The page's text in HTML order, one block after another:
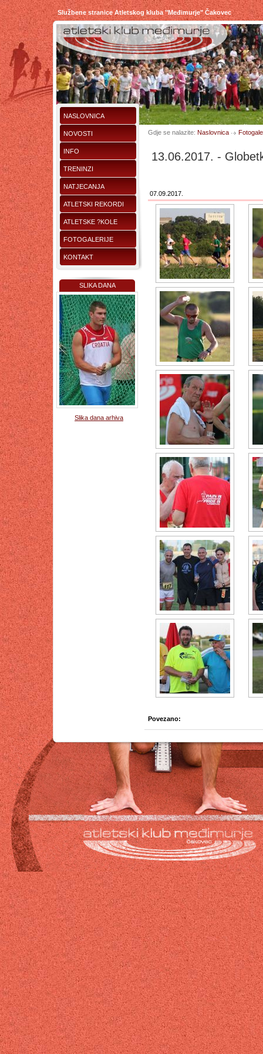
Službene stranice Atletskog kluba "Međimurje" Čakovec
NASLOVNICA
NOVOSTI
INFO
TRENINZI
NATJECANJA
ATLETSKI REKORDI
ATLETSKE ?KOLE
FOTOGALERIJE
KONTAKT
SLIKA DANA
Slika dana arhiva
Gdje se nalazite: Naslovnica
13.06.2017. -
07.09.2017.
Povezano: